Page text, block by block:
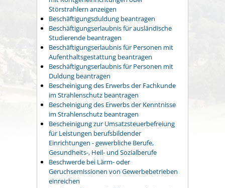
Störstrahlern anzeigen
Beschäftigungsduldung beantragen
Beschäftigungserlaubnis für ausländische
Studierende beantragen
Beschäftigungserlaubnis für Personen mit
Aufenthaltsgestattung beantragen
Beschäftigungserlaubnis für Personen mit
Duldung beantragen
Bescheinigung des Erwerbs der Fachkunde
im Strahlenschutz beantragen
Bescheinigung des Erwerbs der Kenntnisse
im Strahlenschutz beantragen
Bescheinigung zur Umsatzsteuerbefreiung
für Leistungen berufsbildender
Einrichtungen - gewerbliche Berufe,
Gesundheits-, Heil- und Sozialberufe
Beschwerde bei Lärm- oder
Geruchsemissionen von Gewerbebetrieben
einreichen